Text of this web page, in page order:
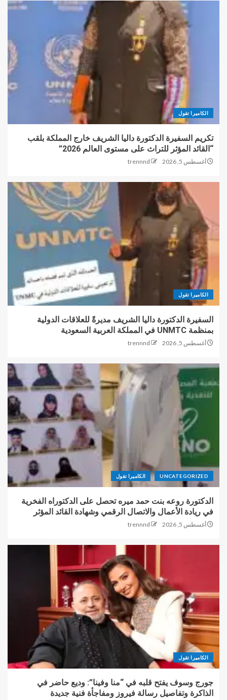
الكاميرا تقول
تكريم السفيرة الدكتورة داليا الشريف خارج المملكة بلقب
“القائد المؤثر للتراث على مستوى العالم 2026”
أغسطس 5, 2026 trennnd
الكاميرا تقول
السفيرة الدكتورة داليا الشريف مديرةً للعلاقات الدولية
بمنظمة UNMTC في المملكة العربية السعودية
أغسطس 5, 2026 trennnd
UNCATEGORIZED الكاميرا تقول
الدكتورة روعه بنت حمد ميره تحصل على الدكتوراه الفخرية
في ريادة الأعمال والاتصال الرقمي وشهادة القائد المؤثر
أغسطس 5, 2026 trennnd
الكاميرا تقول
جورج وسوف يفتح قلبه في “منا وفينا”: وديع حاضر في
الذاكرة وتفاصيل رسالة فيروز ومفاجأة فنية جديدة